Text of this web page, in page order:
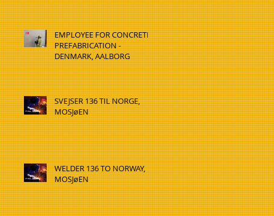
EMPLOYEE FOR CONCRETE
PREFABRICATION -
DENMARK, AALBORG
SVEJSER 136 TIL NORGE,
MOSJøEN
WELDER 136 TO NORWAY,
MOSJøEN